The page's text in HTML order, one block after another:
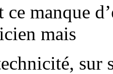
ce manque
mais
sur